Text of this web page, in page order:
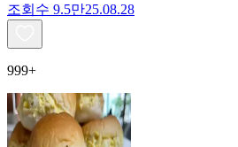
조회수 9.5만25.08.28
999+